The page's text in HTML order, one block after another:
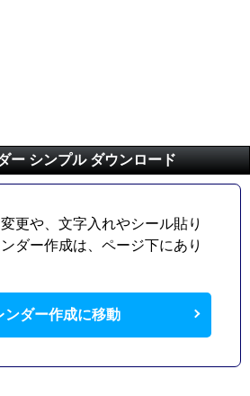
ー シンプル ダウンロード
更や、文字入れやシール貼り
ダー作成は、ページ下にあり
ンダー作成に移動